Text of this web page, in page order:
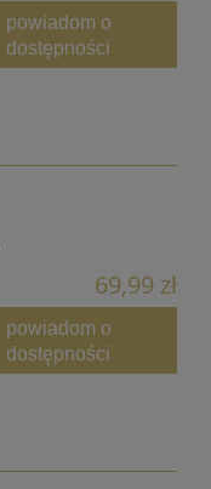
powiadom o
dostępności
69,99 zł
powiadom o
dostępności